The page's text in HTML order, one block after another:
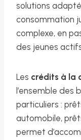
solutions
consommation
complexe, en
des jeunes
Les crédits à la
l’ensemble des
particuliers :
automobile,
permet